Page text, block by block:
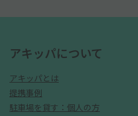
アキッパについて
アキッパとは
提携事例
駐車場を貸す：個人の方